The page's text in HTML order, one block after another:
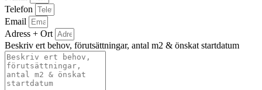
Telefon
Email
Adress + Ort
Beskriv ert behov, förutsättningar, antal m2 & önskat startdatum